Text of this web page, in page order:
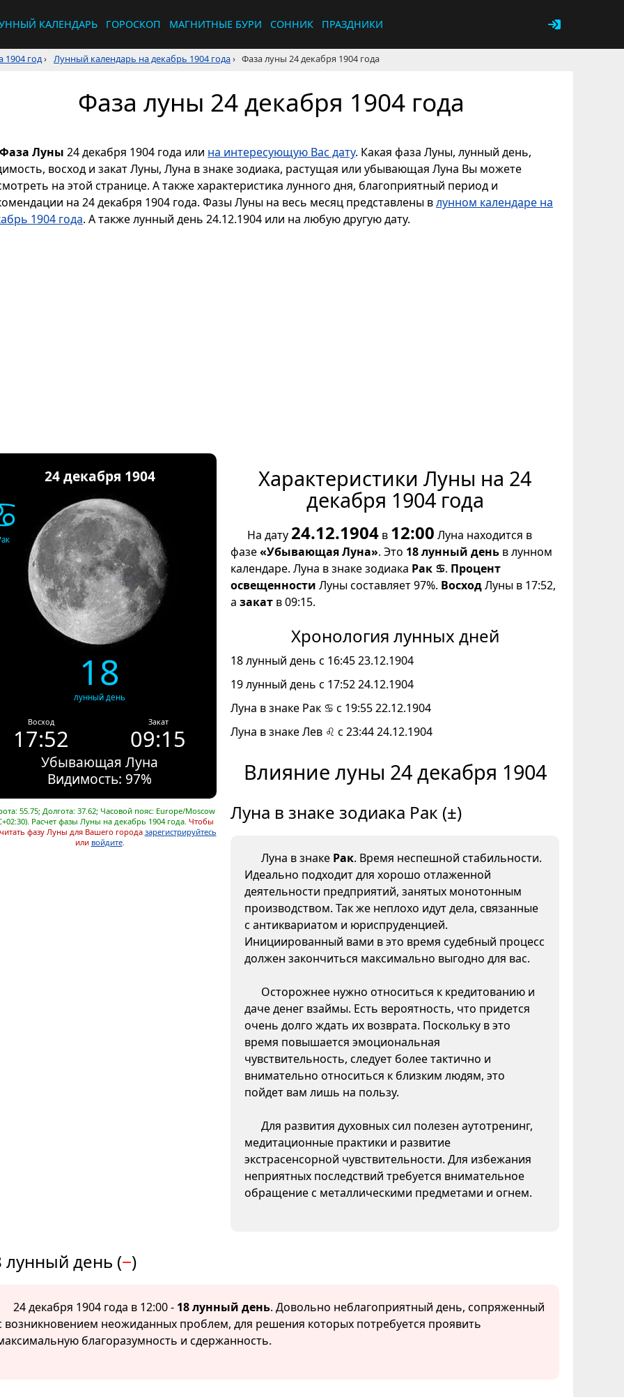
КАЛЕНДАРЬ ГОРОСКОП МАГНИТНЫЕ БУРИ СОННИК ПРАЗДНИКИ
1904 год› Лунный календарь на декабрь 1904 года› Фаза луны 24 декабря 1904 года
Фаза луны 24 декабря 1904 года
Фаза Луны 24 декабря 1904 года или на интересующую Вас дату. Какая фаза Луны, лунный день,
восход и закат Луны, Луна в знаке зодиака, растущая или убывающая Луна Вы можете
на этой странице. А также характеристика лунного дня, благоприятный период и
на 24 декабря 1904 года. Фазы Луны на весь месяц представлены влунном календаре на
1904 года. А также лунный день 24.12.1904 или на любую другую дату.
24 декабря 1904
18
лунный день
Восход
17:52
Закат
09:15
Убывающая Луна
Видимость: 97%
55.75; Долгота: 37.62; Часовой пояс: Europe/Moscow
Расчет фазы Луны на декабрь 1904 года. Чтобы
фазу Луны для Вашего города зарегистрируйтесь
или войдите.
Характеристики Луны на 24
декабря 1904 года
На дату 24.12.1904 в 12:00 Луна находится в
фазе«Убывающая Луна». Это 18 лунный день в лунном
календаре. Луна в знаке зодиака Рак ♋. Процент
освещенности Луны составляет 97%. ВосходЛуны в 17:52,
а закат в 09:15.
Хронология лунных дней
18 лунный день с 16:45 23.12.1904
19 лунный день с 17:52 24.12.1904
Луна в знаке Рак ♋ с 19:55 22.12.1904
Луна в знаке Лев ♌ с 23:44 24.12.1904
Влияние луны 24 декабря 1904
Луна в знаке зодиака Рак (±)
Луна в знаке Рак. Время неспешной стабильности.
Идеально подходит для хорошо отлаженной
деятельности предприятий, занятых монотонным
производством. Так же неплохо идут дела, связанные
с антиквариатом и юриспруденцией.
Инициированный вами в это время судебный процесс
должен закончиться максимально выгодно для вас.
Осторожнее нужно относиться к кредитованию и
даче денег взаймы. Есть вероятность, что придется
очень долго ждать их возврата. Поскольку в это
время повышается эмоциональная
чувствительность, следует более тактично и
внимательно относиться к близким людям, это
пойдет вам лишь на пользу.
Для развития духовных сил полезен аутотренинг,
медитационные практики и развитие
экстрасенсорной чувствительности. Для избежания
неприятных последствий требуется внимательное
обращение с металлическими предметами и огнем.
лунный день (−)
24 декабря 1904 года в 12:00 - 18 лунный день. Довольно неблагоприятный день, сопряженный
возникновением неожиданных проблем, для решения которых потребуется проявить
благоразумность и сдержанность.